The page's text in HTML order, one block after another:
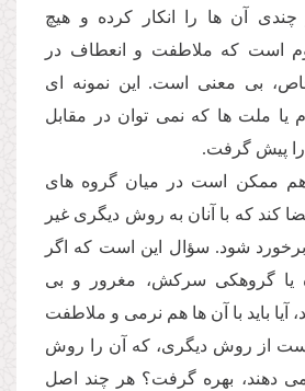
آن ها را انكار كرده و هیچ
است كه ملاطفت و انعطاف در
بى معنى است. این نمونه اى
یا ملت ها كه نمى توان در مقابل
پیش گرفت.
هم ممكن است در میان گروه هاى
كند كه با آنان به روش دیگرى غیر
شود. سؤال این است كه اگر
یا گروهكى سركش، مغرور و بى
آیا باید با آن ها هم نرمى و ملاطفت
از روش دیگرى، كه آن را روش
دهند، بهره گرفت؟ هر چند اصل